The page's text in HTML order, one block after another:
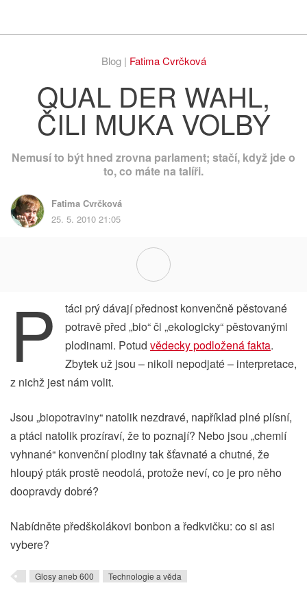
Blog | Fatima Cvrčková
QUAL DER WAHL,
ČILI MUKA VOLBY
Nemusí to být hned zrovna parlament; stačí, když jde o
to, co máte na talíři.
Fatima Cvrčková
25. 5. 2010 21:05
P
táci prý dávají přednost konvenčně pěstované
potravě před „bio“ či „ekologicky“ pěstovanými
plodinami. Potud vědecky podložená fakta.
Zbytek už jsou – nikoli nepodjaté – interpretace,
z nichž jest nám volit.
Jsou „biopotraviny“ natolik nezdravé, například plné plísní,
a ptáci natolik prozíraví, že to poznají? Nebo jsou „chemií
vyhnané“ konvenční plodiny tak šťavnaté a chutné, že
hloupý pták prostě neodolá, protože neví, co je pro něho
doopravdy dobré?
Nabídněte předškolákovi bonbon a ředkvičku: co si asi
vybere?
Glosy aneb 600 Technologie a věda